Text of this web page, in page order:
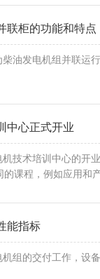
联柜的功能和特点
油发电机组并联运
中心正式开业
技术培训中心的开
课程，例如应用和
能指标
组的交付工作，设